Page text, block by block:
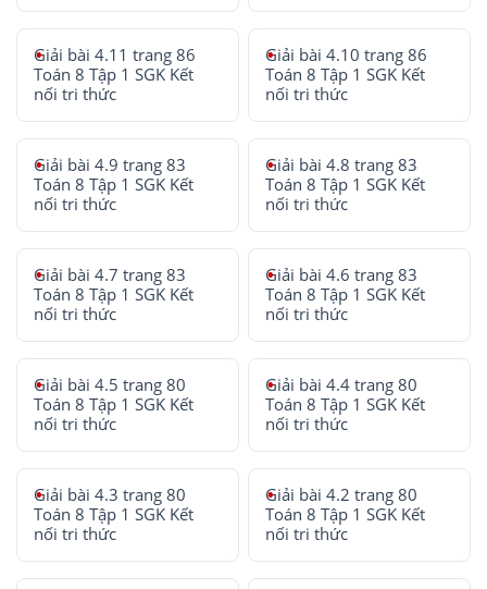
Giải bài 4.11 trang 86
Toán 8 Tập 1 SGK Kết
nối tri thức
Giải bài 4.10 trang 86
Toán 8 Tập 1 SGK Kết
nối tri thức
Giải bài 4.9 trang 83
Toán 8 Tập 1 SGK Kết
nối tri thức
Giải bài 4.8 trang 83
Toán 8 Tập 1 SGK Kết
nối tri thức
Giải bài 4.7 trang 83
Toán 8 Tập 1 SGK Kết
nối tri thức
Giải bài 4.6 trang 83
Toán 8 Tập 1 SGK Kết
nối tri thức
Giải bài 4.5 trang 80
Toán 8 Tập 1 SGK Kết
nối tri thức
Giải bài 4.4 trang 80
Toán 8 Tập 1 SGK Kết
nối tri thức
Giải bài 4.3 trang 80
Toán 8 Tập 1 SGK Kết
nối tri thức
Giải bài 4.2 trang 80
Toán 8 Tập 1 SGK Kết
nối tri thức